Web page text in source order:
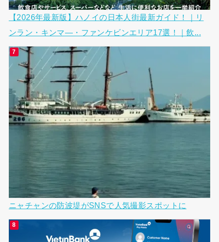
【2026年最新版】ハノイの日本人街最新ガイド！｜リ
ンラン・キンマ―・ファンケビンエリア17選！｜飲...
ニャチャンの防波堤がSNSで人気撮影スポットに